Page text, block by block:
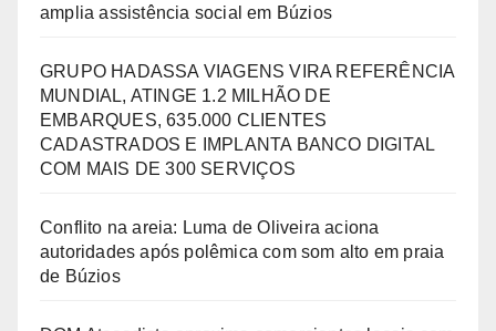
amplia assistência social em Búzios
GRUPO HADASSA VIAGENS VIRA REFERÊNCIA
MUNDIAL, ATINGE 1.2 MILHÃO DE
EMBARQUES, 635.000 CLIENTES
CADASTRADOS E IMPLANTA BANCO DIGITAL
COM MAIS DE 300 SERVIÇOS
Conflito na areia: Luma de Oliveira aciona
autoridades após polêmica com som alto em praia
de Búzios